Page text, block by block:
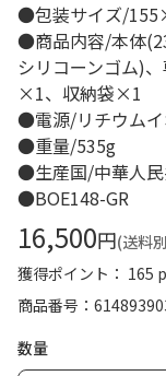
●包装サイズ/
●商品内容/本体
シリコーンゴム)
×1、収納袋×1
●電源/リチウム
●重量/535g
●生産国/中華人
●BOE148-GR
16,500円(送料
獲得ポイント： 165
商品番号
数量